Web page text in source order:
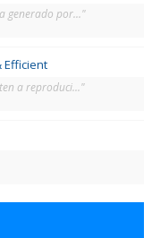
generado por..."
Efficient
a reproduci..."